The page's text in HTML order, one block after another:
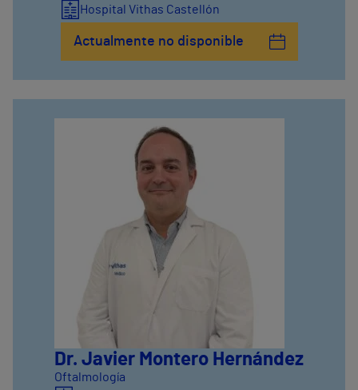
Hospital Vithas Castellón
Actualmente no disponible
Dr. Javier Montero Hernández
Oftalmología